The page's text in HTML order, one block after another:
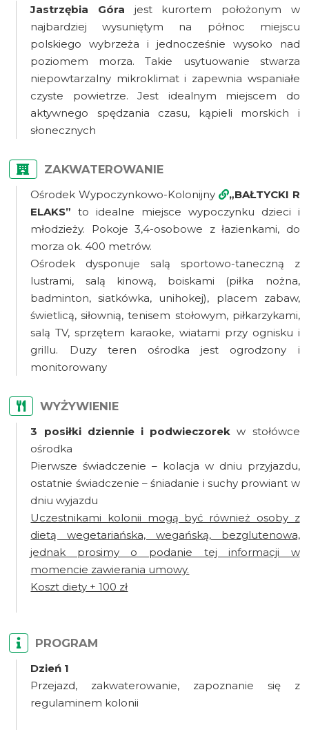
Jastrzębia Góra jest kurortem położonym w
najbardziej wysuniętym na północ miejscu
polskiego wybrzeża i jednocześnie wysoko nad
poziomem morza. Takie usytuowanie stwarza
niepowtarzalny mikroklimat i zapewnia wspaniałe
czyste powietrze. Jest idealnym miejscem do
aktywnego spędzania czasu, kąpieli morskich i
słonecznych
ZAKWATEROWANIE
Ośrodek Wypoczynkowo-Kolonijny
„BAŁTYCKI R
ELAKS” to idealne miejsce wypoczynku dzieci i
młodzieży. Pokoje 3,4-osobowe z łazienkami, do
morza ok. 400 metrów.
Ośrodek dysponuje salą sportowo-taneczną z
lustrami, salą kinową, boiskami (piłka nożna,
badminton, siatkówka, unihokej), placem zabaw,
świetlicą, siłownią, tenisem stołowym, piłkarzykami,
salą TV, sprzętem karaoke, wiatami przy ognisku i
grillu. Duzy teren ośrodka jest ogrodzony i
monitorowany
WYŻYWIENIE
3 posiłki dziennie i podwieczorek w stołówce
ośrodka
Pierwsze świadczenie – kolacja w dniu przyjazdu,
ostatnie świadczenie – śniadanie i suchy prowiant w
dniu wyjazdu
Uczestnikami kolonii mogą być również osoby z
dietą wegetariańska, wegańską, bezglutenowa,
jednak prosimy o podanie tej informacji w
momencie zawierania umowy.
Koszt diety + 100 zł
PROGRAM
Dzień 1
Przejazd, zakwaterowanie, zapoznanie się z
regulaminem kolonii